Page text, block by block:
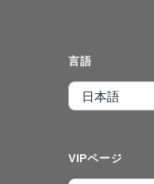
言語
言語
VIPページ